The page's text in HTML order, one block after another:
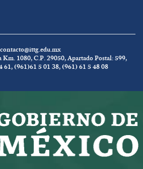
contacto@ittg.edu.mx
Km. 1080, C.P. 29050, Apartado Postal: 599,
61, (961)61 5 01 38, (961) 61 5 48 08